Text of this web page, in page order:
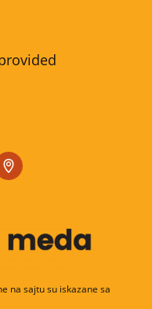
na sajtu su iskazane sa